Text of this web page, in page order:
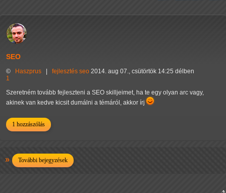
SEO
© Haszprus fejlesztés seo 2014. aug 07., csütörtök 14:25 délben
1
Szeretném tovább fejleszteni a SEO skilljeimet, ha te egy olyan arc vagy,
akinek van kedve kicsit dumálni a témáról, akkor írj
1 hozzászólás
További bejegyzések